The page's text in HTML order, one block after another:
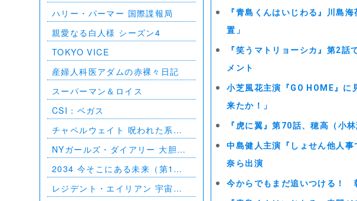
『青島くんはいじわる』川島
置」
『笑うマトリョーシカ』第2
メント
小芝風花主演『GO HOME』
来たか！」
『虎に翼』第70話、穂高（小
中島健人主演『しょせん他人
奈ら出演
今からでもまだ追いつける！
ハリー・パーマー 国際諜報局
親愛なる白人様 シーズン4
TOKYO VICE
産婦人科医アダムの赤裸々日記
スーパーマン＆ロイス
CSI：ベガス
チャペルウェイト 呪われた系譜
（第1話～第10話）
NYガールズ・ダイアリー 大胆不
敵な私たち シーズン5（第1話～
第2話）
2034 今そこにある未来（第1話
～第6話）
レジデント・エイリアン 宇宙か